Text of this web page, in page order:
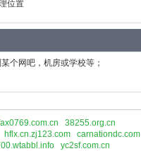
位置
个网吧，机房或学校等；
38255.org.cn
hflx.cn.zj123.com
carnationdc.com
yc2sf.com.cn